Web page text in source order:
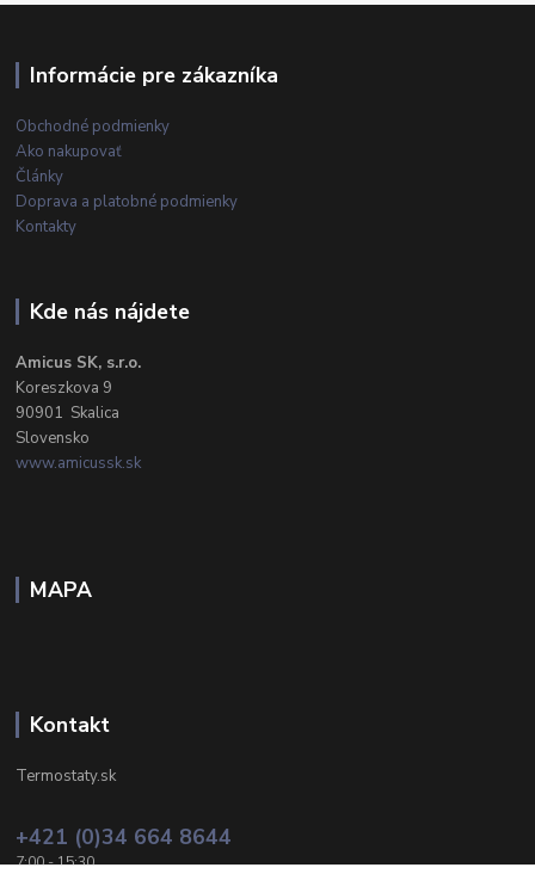
Informácie pre zákazníka
Obchodné podmienky
Ako nakupovať
Články
Doprava a platobné podmienky
Kontakty
Kde nás nájdete
Amicus SK, s.r.o.
Koreszkova 9
90901 Skalica
Slovensko
www.amicussk.sk
MAPA
Kontakt
Termostaty.sk
+421 (0)34 664 8644
7:00 - 15:30